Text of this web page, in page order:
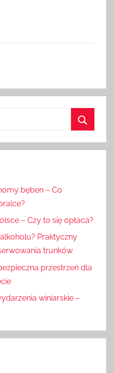
bęben – Co
– Czy to się opłaca?
Praktyczny
trunków
przestrzeń dla
winiarskie –